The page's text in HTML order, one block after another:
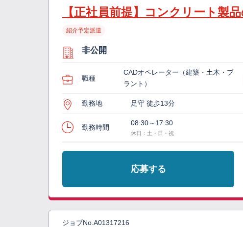
【正社員前提】コンクリート製
紹介予定派遣
非公開
職種
CADオペレーター（建築・土木・プ
ラント）
勤務地 足守 徒歩13分
勤務時間
08:30～17:30
休日：土・日・祝
応募する
ジョブNo. A01317216